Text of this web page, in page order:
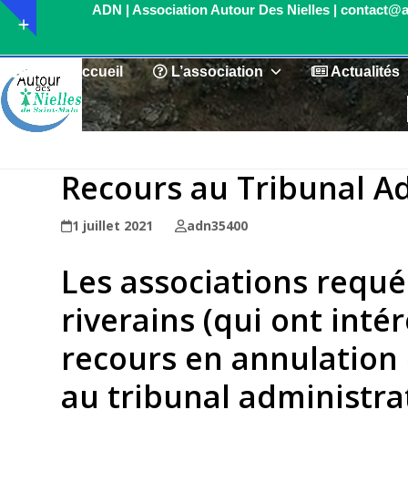
Skip
content
Show
notice
Accueil L’association Actualités
Recours au Tribunal
1 juillet 2021 adn35400
Les associations
riverains (qui ont
recours en annulation
au tribunal